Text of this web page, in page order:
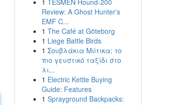
1 TESMEN Hound-200
Review: A Ghost Hunter's
EMF C...
1 The Café at Göteborg
1 Liege Battle Birds
1 Σουβλάκια Μύτικα: το
πιο γευστικό ταξίδι στο
λι...
1 Electric Kettle Buying
Guide: Features
1 Sprayground Backpacks: